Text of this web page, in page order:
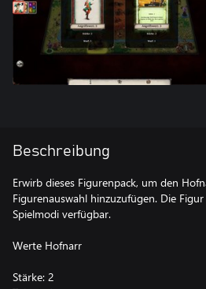
Beschreibung
Erwirb dieses Figurenpack, um den
Figurenauswahl hinzuzufügen. Die
Spielmodi verfügbar.
Werte Hofnarr
Stärke: 2